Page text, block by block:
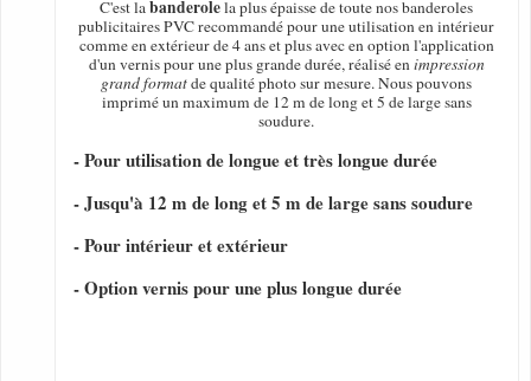
C'est labanderolela plus épaisse de toute nos banderoles
publicitaires PVC recommandé pour une utilisation en intérieur
comme en extérieur de 4 ans et plus avec en option l'application
d'un vernis pour une plus grande durée, réalisé enimpression
grand formatde qualité photo sur mesure. Nous pouvons
imprimé un maximum de 12 m de long et 5 de large sans
soudure.
- Pour utilisation de longue et très longue durée
- Jusqu'à 12 m de long et 5 m de large sans soudure
- Pour intérieur et extérieur
- Option vernis pour une plus longue durée